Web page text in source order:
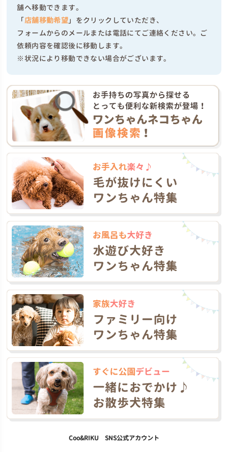
舗へ移動できます。
「店舗移動希望」をクリックしていただき、
フォームからのメールまたは電話にてご連絡ください。ご
依頼内容を確認後に移動します。
※状況により移動できない場合がございます。
Coo&RIKU SNS公式アカウント